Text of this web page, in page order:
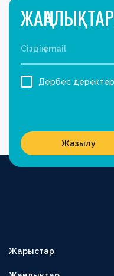
Жарыстар
Дербес
Жазылу